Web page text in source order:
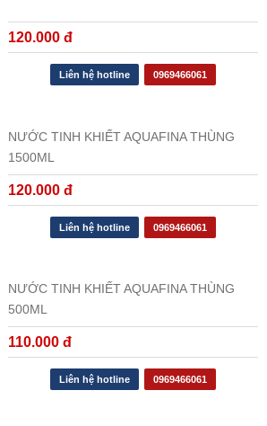
120.000 đ
Liên hệ hotline 0969466061
NƯỚC TINH KHIẾT AQUAFINA THÙNG
1500ML
120.000 đ
Liên hệ hotline 0969466061
NƯỚC TINH KHIẾT AQUAFINA THÙNG
500ML
110.000 đ
Liên hệ hotline 0969466061